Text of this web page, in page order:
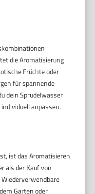
die Aromatisierung
Früchte oder
für spannende
dein Sprudelwasser
anpassen.
ist das Aromatisieren
als der Kauf von
Garten oder